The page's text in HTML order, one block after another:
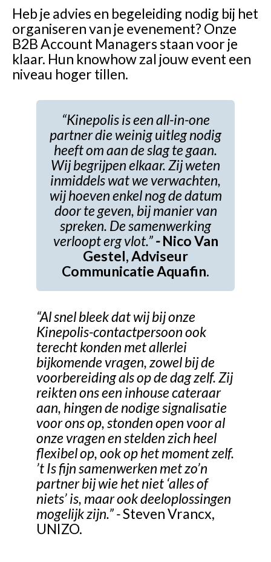
Heb je advies en begeleiding nodig bij het
organiseren van je evenement? Onze
B2B Account Managers staan voor je
klaar. Hun knowhow zal jouw event een
niveau hoger tillen.
“Kinepolis is een all-in-one
partner die weinig uitleg nodig
heeft om aan de slag te gaan.
Wij begrijpen elkaar. Zij weten
inmiddels wat we verwachten,
wij hoeven enkel nog de datum
door te geven, bij manier van
spreken. De samenwerking
verloopt erg vlot.”-Nico Van
Gestel, Adviseur
Communicatie Aquafin.
“Al snel bleek dat wij bij onze
Kinepolis-contactpersoon ook
terecht konden met allerlei
bijkomende vragen, zowel bij de
voorbereiding als op de dag zelf. Zij
reikten ons een inhouse cateraar
aan, hingen de nodige signalisatie
voor ons op, stonden open voor al
onze vragen en stelden zich heel
flexibel op, ook op het moment zelf.
’t Is fijn samenwerken met zo’n
partner bij wie het niet ‘alles of
niets’ is, maar ook deeloplossingen
mogelijk zijn.” -Steven Vrancx,
UNIZO.